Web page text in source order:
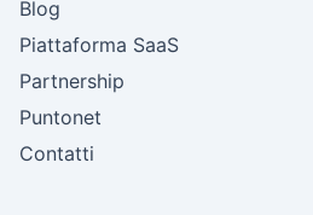
Blog
Piattaforma SaaS
Partnership
Puntonet
Contatti